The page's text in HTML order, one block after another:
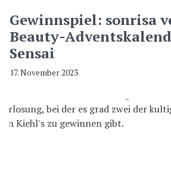
Gewinnspiel: sonrisa
Beauty-
Sensai
17. November 2023